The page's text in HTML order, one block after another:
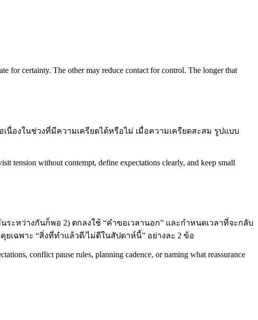
for certainty. The other may reduce contact for control. The longer that
องในช่วงที่มีความเครียดได้หรือไม่ เมื่อความเครียดสะสม รูปแบบ
tension without contempt, define expectations clearly, and keep small
หว่างกันก็พอ 2) ตกลงใช้ “คำขอเวลานอก” และกำหนดเวลาที่จะกลับ
ฉพาะ “สิ่งที่ทำแล้วดี/ไม่ดีในสัปดาห์นี้” อย่างละ 2 ข้อ
conflict pause rules, planning cadence, or naming what reassurance